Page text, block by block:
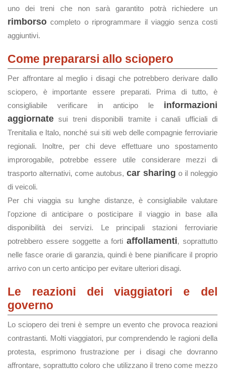
uno dei treni che non sarà garantito potrà richiedere un
rimborso completo o riprogrammare il viaggio senza costi
aggiuntivi.
Come prepararsi allo sciopero
Per affrontare al meglio i disagi che potrebbero derivare dallo
sciopero, è importante essere preparati. Prima di tutto, è
consigliabile verificare in anticipo le informazioni
aggiornate sui treni disponibili tramite i canali ufficiali di
Trenitalia e Italo, nonché sui siti web delle compagnie ferroviarie
regionali. Inoltre, per chi deve effettuare uno spostamento
improrogabile, potrebbe essere utile considerare mezzi di
trasporto alternativi, come autobus, car sharing o il noleggio
di veicoli.
Per chi viaggia su lunghe distanze, è consigliabile valutare
l'opzione di anticipare o posticipare il viaggio in base alla
disponibilità dei servizi. Le principali stazioni ferroviarie
potrebbero essere soggette a fortiaffollamenti, soprattutto
nelle fasce orarie di garanzia, quindi è bene pianificare il proprio
arrivo con un certo anticipo per evitare ulteriori disagi.
Le reazioni dei viaggiatori e del
governo
Lo sciopero dei treni è sempre un evento che provoca reazioni
contrastanti. Molti viaggiatori, pur comprendendo le ragioni della
protesta, esprimono frustrazione per i disagi che dovranno
affrontare, soprattutto coloro che utilizzano il treno come mezzo